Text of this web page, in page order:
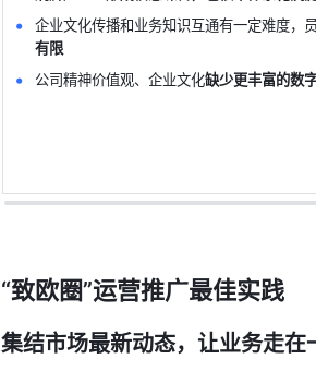
企业文化传播和业务知识互通有一定难度，
有限
公司精神价值观、企业文化缺少更丰富的数
“致欧圈”运营推广最佳实践
集结市场最新动态，让业务走在